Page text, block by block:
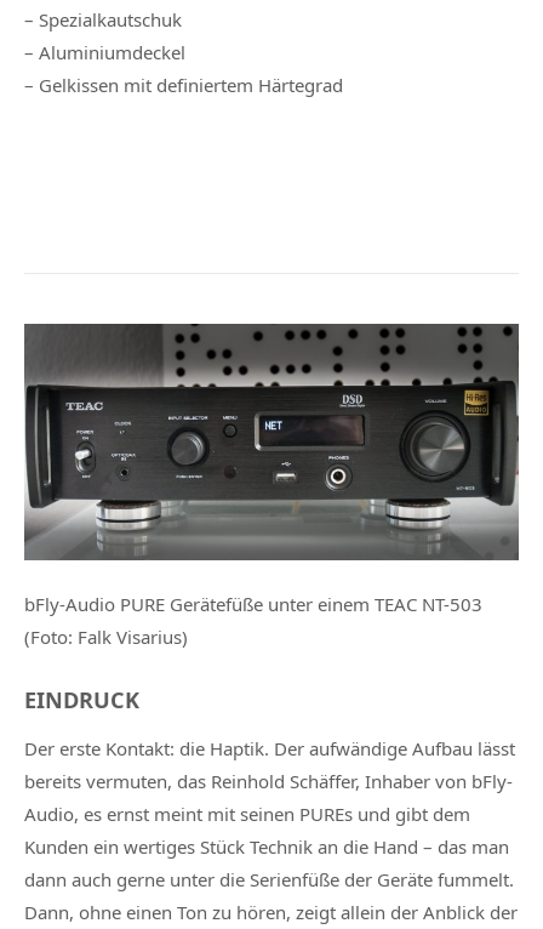
– Spezialkautschuk
– Aluminiumdeckel
– Gelkissen mit definiertem Härtegrad
bFly-Audio PURE Gerätefüße unter einem TEAC NT-503
(Foto: Falk Visarius)
EINDRUCK
Der erste Kontakt: die Haptik. Der aufwändige Aufbau lässt
bereits vermuten, das Reinhold Schäffer, Inhaber von bFly-
Audio, es ernst meint mit seinen PUREs und gibt dem
Kunden ein wertiges Stück Technik an die Hand – das man
dann auch gerne unter die Serienfüße der Geräte fummelt.
Dann, ohne einen Ton zu hören, zeigt allein der Anblick der